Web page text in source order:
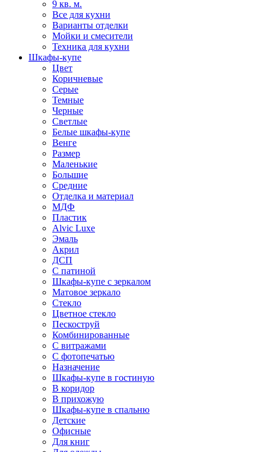
9 кв. м.
Все для кухни
Варианты отделки
Мойки и смесители
Техника для кухни
Шкафы-купе
Цвет
Коричневые
Серые
Темные
Черные
Светлые
Белые шкафы-купе
Венге
Размер
Маленькие
Большие
Средние
Отделка и материал
МДФ
Пластик
Alvic Luxe
Эмаль
Акрил
ДСП
С патиной
Шкафы-купе с зеркалом
Матовое зеркало
Стекло
Цветное стекло
Пескоструй
Комбинированные
С витражами
С фотопечатью
Назначение
Шкафы-купе в гостиную
В коридор
В прихожую
Шкафы-купе в спальню
Детские
Офисные
Для книг